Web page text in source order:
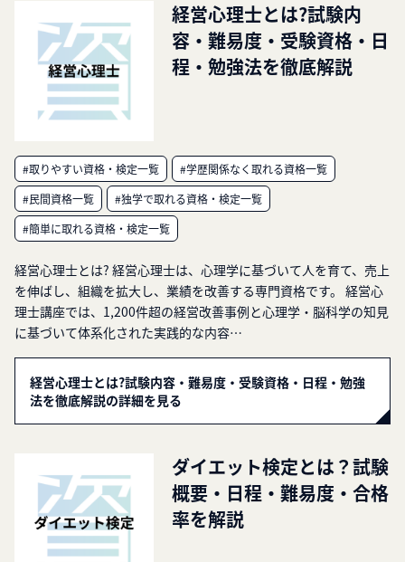
経営心理士とは?試験内
容・難易度・受験資格・日
程・勉強法を徹底解説
#取りやすい資格・検定一覧
#学歴関係なく取れる資格一覧
#民間資格一覧
#独学で取れる資格・検定一覧
#簡単に取れる資格・検定一覧
経営心理士とは? 経営心理士は、心理学に基づいて人を育て、売上
を伸ばし、組織を拡大し、業績を改善する専門資格です。 経営心
理士講座では、1,200件超の経営改善事例と心理学・脳科学の知見
に基づいて体系化された実践的な内容…
経営心理士とは?試験内容・難易度・受験資格・日程・勉強
法を徹底解説の詳細を見る
ダイエット検定とは？試験
概要・日程・難易度・合格
率を解説